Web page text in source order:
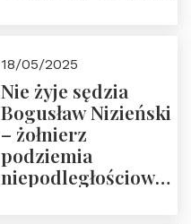
18/05/2025
Nie żyje sędzia
Bogusław Nizieński
– żołnierz
podziemia
niepodległościowego